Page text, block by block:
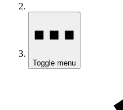
Toggle menu